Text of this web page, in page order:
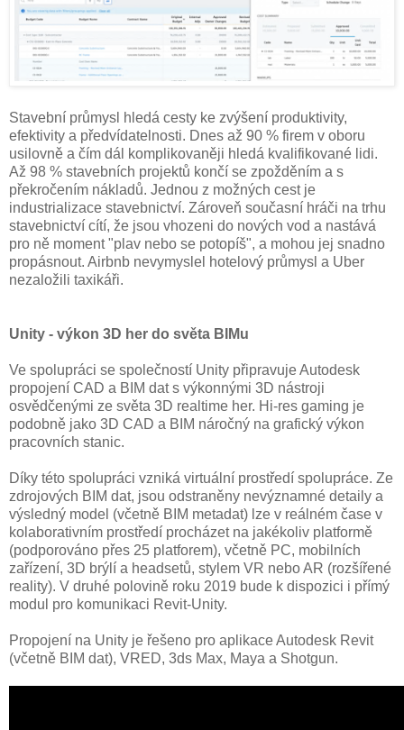
Stavební průmysl hledá cesty ke zvýšení produktivity,
efektivity a předvídatelnosti. Dnes až 90 % firem v oboru
usilovně a čím dál komplikovaněji hledá kvalifikované lidi.
Až 98 % stavebních projektů končí se zpožděním a s
překročením nákladů. Jednou z možných cest je
industrializace stavebnictví. Zároveň současní hráči na trhu
stavebnictví cítí, že jsou vhozeni do nových vod a nastává
pro ně moment "plav nebo se potopíš", a mohou jej snadno
propásnout. Airbnb nevymyslel hotelový průmysl a Uber
nezaložili taxikáři.
Unity - výkon 3D her do světa BIMu
Ve spolupráci se společností Unity připravuje Autodesk
propojení CAD a BIM dat s výkonnými 3D nástroji
osvědčenými ze světa 3D realtime her. Hi-res gaming je
podobně jako 3D CAD a BIM náročný na grafický výkon
pracovních stanic.
Díky této spolupráci vzniká virtuální prostředí spolupráce. Ze
zdrojových BIM dat, jsou odstraněny nevýznamné detaily a
výsledný model (včetně BIM metadat) lze v reálném čase v
kolaborativním prostředí procházet na jakékoliv platformě
(podporováno přes 25 platforem), včetně PC, mobilních
zařízení, 3D brýlí a headsetů, stylem VR nebo AR (rozšířené
reality). V druhé polovině roku 2019 bude k dispozici i přímý
modul pro komunikaci Revit-Unity.
Propojení na Unity je řešeno pro aplikace Autodesk Revit
(včetně BIM dat), VRED, 3ds Max, Maya a Shotgun.